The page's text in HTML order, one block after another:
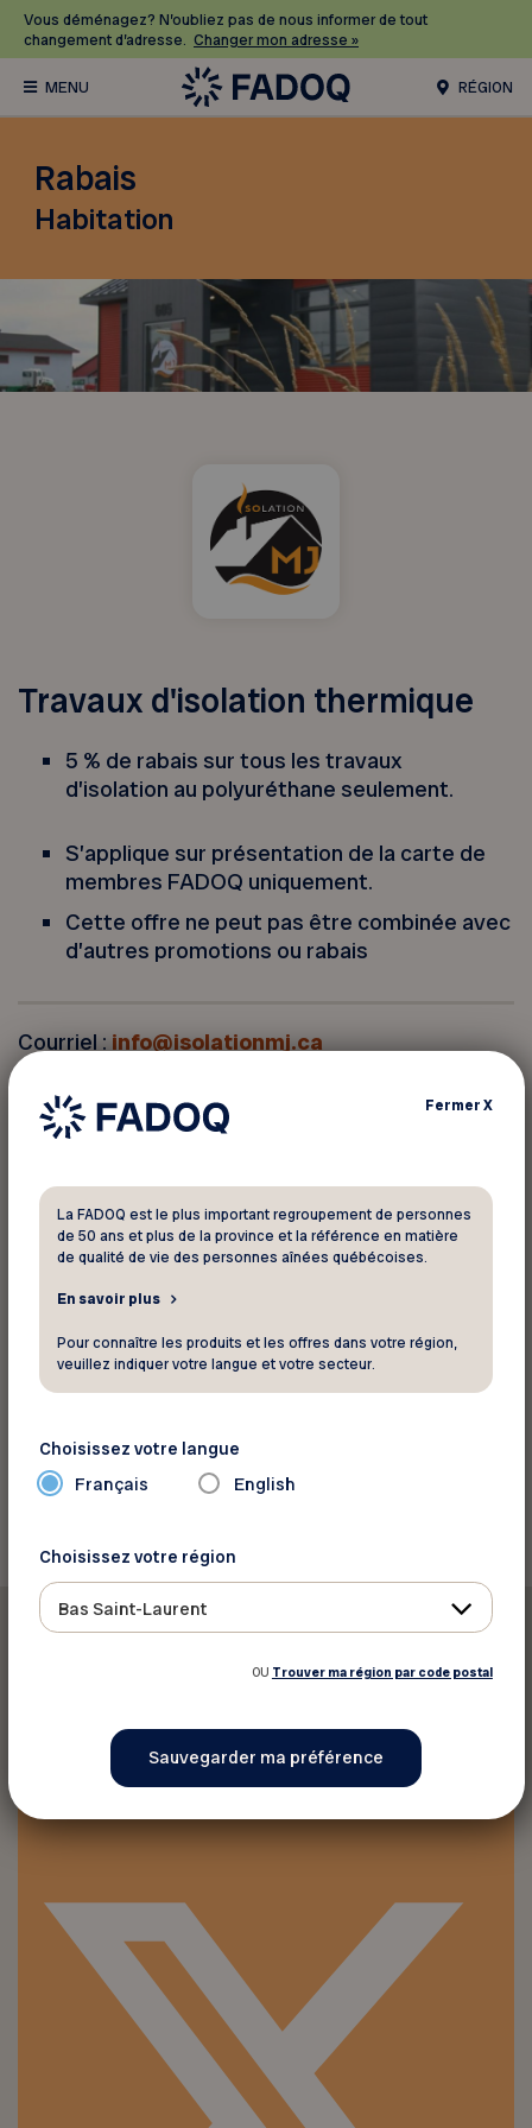
Vous déménagez? N’oubliez pas de nous informer de tout
changement d’adresse. Changer mon adresse »
RÉGION
Rabais
Habitation
Travaux d'isolation thermique
5 % de rabais sur tous les travaux
d’isolation au polyuréthane seulement.
S’applique sur présentation de la carte de
membres FADOQ uniquement.
Cette offre ne peut pas être combinée avec
d’autres promotions ou rabais
Courriel :info@isolationmj.ca
Pour informations
Isolation MJ
605, Route 289
Saint-Alexandre de Kamouraska Québec G0L
2G0
Site web
Voir la carte
Imprimer ce rabais
FermerX
La FADOQ est le plus important regroupement de personnes
de 50 ans et plus de la province et la référence en matière
de qualité de vie des personnes aînées québécoises.
En savoir plus
Pour connaître les produits et les offres dans votre région,
veuillez indiquer votre langue et votre secteur.
Choisissez votre langue
Français English
Choisissez votre région
Bas Saint-Laurent
OU Trouver ma région par code postal